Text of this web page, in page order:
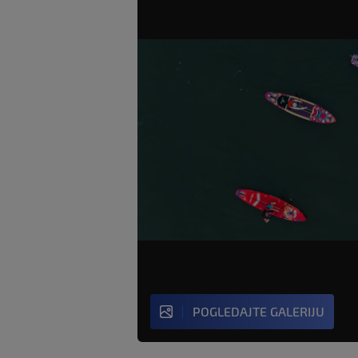
POGLEDAJTE GALERIJU